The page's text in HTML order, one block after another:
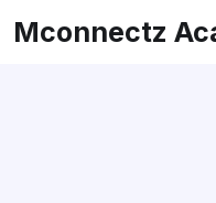
Mconnectz